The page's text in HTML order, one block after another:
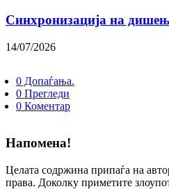
Синхронизација на
14/07/2026
0 Допаѓања.
0 Прегледи
0 Коментар
Напомена!
Целата содржина припаѓа на
права. Доколку приметите